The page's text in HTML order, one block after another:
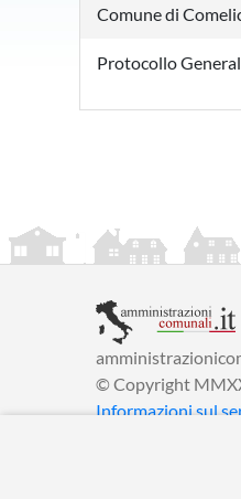
Comune di
Protocollo
© Copyright
Informazioni sul